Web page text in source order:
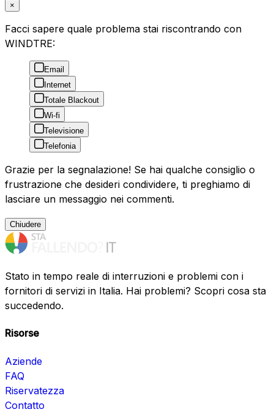
×
Facci sapere quale problema stai riscontrando con
WINDTRE:
Email
Internet
Totale Blackout
Wi-fi
Televisione
Telefonia
Grazie per la segnalazione! Se hai qualche consiglio o
frustrazione che desideri condividere, ti preghiamo di
lasciare un messaggio nei commenti.
Chiudere
Stato in tempo reale di interruzioni e problemi con i
fornitori di servizi in Italia. Hai problemi? Scopri cosa sta
succedendo.
Risorse
Aziende
FAQ
Riservatezza
Contatto